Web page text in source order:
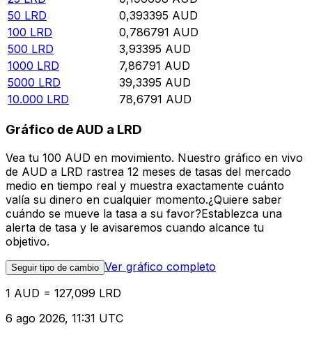
50 LRD 0,393395 AUD
100 LRD 0,786791 AUD
500 LRD 3,93395 AUD
1000 LRD 7,86791 AUD
5000 LRD 39,3395 AUD
10.000 LRD 78,6791 AUD
Gráfico de AUD a LRD
Vea tu 100 AUD en movimiento. Nuestro gráfico en vivo
de AUD a LRD rastrea 12 meses de tasas del mercado
medio en tiempo real y muestra exactamente cuánto
valía su dinero en cualquier momento.¿Quiere saber
cuándo se mueve la tasa a su favor?Establezca una
alerta de tasa y le avisaremos cuando alcance tu
objetivo.
Seguir tipo de cambio Ver gráfico completo
1 AUD = 127,099 LRD
6 ago 2026, 11:31 UTC